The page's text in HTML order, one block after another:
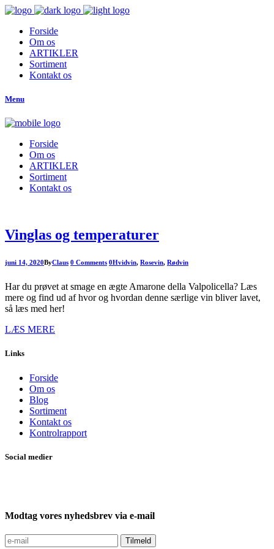
Forside
Om os
ARTIKLER
Sortiment
Kontakt os
Menu
Forside
Om os
ARTIKLER
Sortiment
Kontakt os
Vinglas og temperaturer
juni 14, 2020ByClaus 0 Comments 0Hvidvin, Rosevin, Rødvin
Har du prøvet at smage en ægte Amarone della Valpolicella? Læs
mere og find ud af hvor og hvordan denne særlige vin bliver lavet,
så læs med her!
LÆS MERE
Links
Forside
Om os
Blog
Sortiment
Kontakt os
Kontrolrapport
Social medier
Modtag vores nyhedsbrev via e-mail